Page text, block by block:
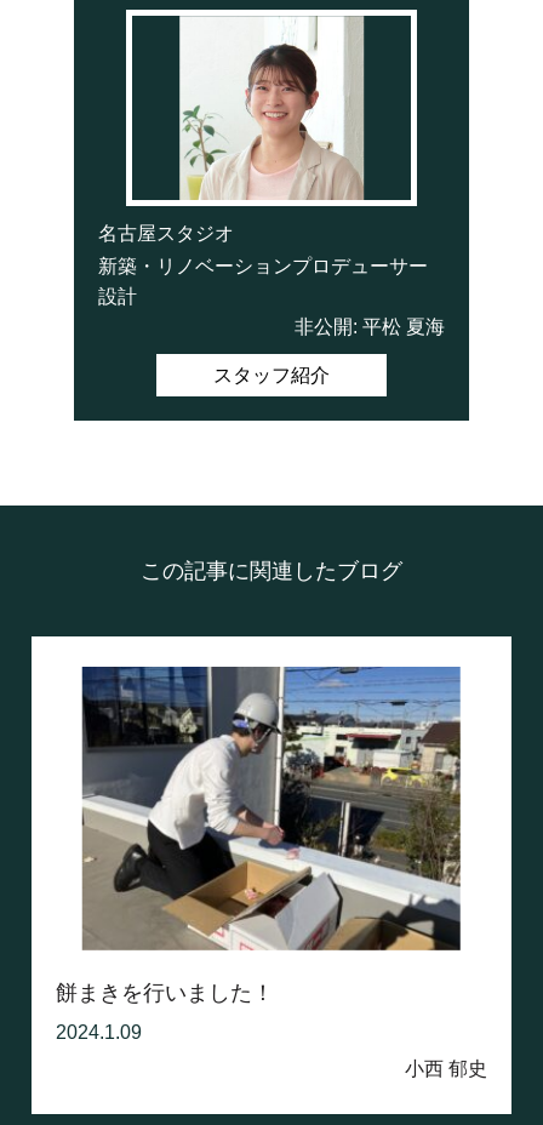
名古屋スタジオ
新築・リノベーションプロデューサー
設計
非公開: 平松 夏海
スタッフ紹介
この記事に関連したブログ
餅まきを行いました！
2024.1.09
小西 郁史